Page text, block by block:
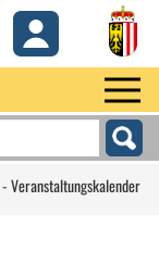
-Veranstaltungskalender